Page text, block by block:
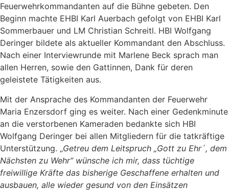
Feuerwehrkommandanten auf die Bühne gebeten. Den
Beginn machte EHBI Karl Auerbach gefolgt von EHBI Karl
Sommerbauer und LM Christian Schreitl. HBI Wolfgang
Deringer bildete als aktueller Kommandant den Abschluss.
Nach einer Interviewrunde mit Marlene Beck sprach man
allen Herren, sowie den Gattinnen, Dank für deren
geleistete Tätigkeiten aus.
Mit der Ansprache des Kommandanten der Feuerwehr
Maria Enzersdorf ging es weiter. Nach einer Gedenkminute
an die verstorbenen Kameraden bedankte sich HBI
Wolfgang Deringer bei allen Mitgliedern für die tatkräftige
Unterstützung. „Getreu dem Leitspruch „Gott zu Ehr´, dem
Nächsten zu Wehr“ wünsche ich mir, dass tüchtige
freiwillige Kräfte das bisherige Geschaffene erhalten und
ausbauen, alle wieder gesund von den Einsätzen